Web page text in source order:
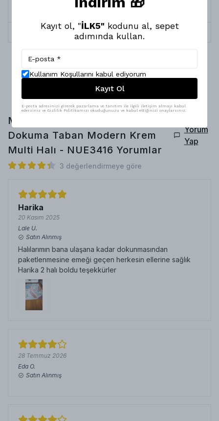
Makinada Yıkanabilir, Robot Süpürgeye
İplik Çeşitleri Pamuk, Polyester
Montis Halı Mores 28035
Dokuma Taban Modern Krem
Multi Halı - NUE3416 Yorumlar
Yorum
Yap
3 değerlendirmeye göre
Harika
20 Kasım 2025
Lale U.
Satın Alınmış
Halılarımın bana ulaşana kadar dokunmasından
paketlenmesine emeği geçen herkesin ellerine sağlık
Harika 2 halı boldu teşekkürler
28 Temmuz 2026
Eda O.
Satın Alınmış
Kayıt ol, "İLK5" kodunu al, sepet
adımında kullan.
Kullanım Koşullarını kabul ediyorum
Kayıt Ol
E-posta adresinizi girerek pazarlama ve tanıtım ile ilgili iletişim almayı kabul
edersiniz ve Gizlilik Politikamızı okuduğunuzu ve kabul ettiğinizi onaylarsınız.